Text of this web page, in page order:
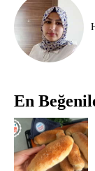
En